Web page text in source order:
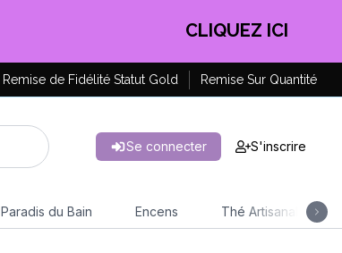
CLIQUEZ ICI
Remise de Fidélité Statut Gold Remise Sur Quantité
Se connecter S'inscrire
Paradis du Bain Encens Thé Artisanal